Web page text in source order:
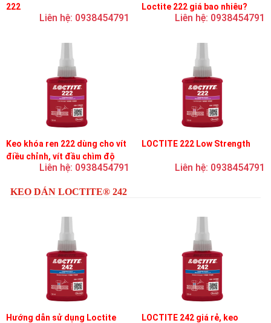
222
Liên hệ: 0938454791
Loctite 222 giá bao nhiêu?
Liên hệ: 0938454791
Keo khóa ren 222 dùng cho vít
điều chỉnh, vít đầu chìm độ
bền thấpLiên hệ: 0938454791
LOCTITE 222 Low Strength
Liên hệ: 0938454791
KEO DÁN LOCTITE® 242
Hướng dẫn sử dụng Loctite
LOCTITE 242 giá rẻ, keo